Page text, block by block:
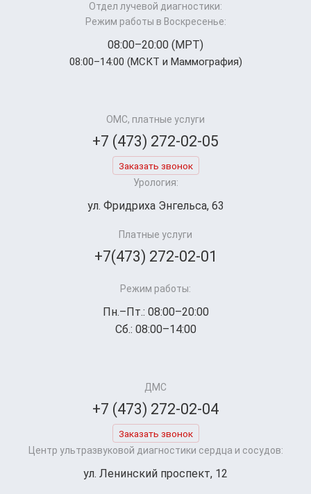
Отдел лучевой диагностики:
Режим работы в Воскресенье:
08:00–20:00 (МРТ)
08:00–14:00 (МСКТ и Маммография)
ОМС, платные услуги
+7 (473) 272-02-05
Заказать звонок
Урология:
ул. Фридриха Энгельса, 63
Платные услуги
+7(473) 272-02-01
Режим работы:
Пн.–Пт.: 08:00–20:00
Сб.: 08:00–14:00
ДМС
+7 (473) 272-02-04
Заказать звонок
Центр ультразвуковой диагностики сердца и сосудов:
ул. Ленинский проспект, 12